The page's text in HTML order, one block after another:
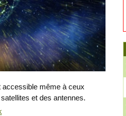
accessible même à ceux
et des antennes.